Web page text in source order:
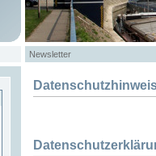
Newsletter